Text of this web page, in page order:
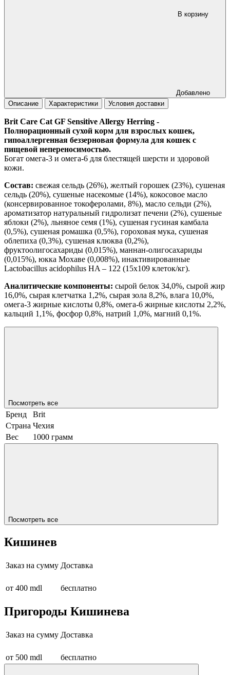
В корзину
Добавлено
Описание
Характеристики Условия доставки
Brit Care Cat GF Sensitive Allergy Herring -
Полнорационный сухой корм для взрослых кошек,
гипоаллергенная беззерновая формула для кошек с
пищевой непереносимостью.
Богат омега-3 и омега-6 для блестящей шерсти и здоровой
кожи.
Состав: свежая сельдь (26%), желтый горошек (23%), сушеная
сельдь (20%), сушеные насекомые (14%), кокосовое масло
(консервированное токоферолами, 8%), масло сельди (2%),
ароматизатор натуральный гидролизат печени (2%), сушеные
яблоки (2%), льняное семя (1%), сушеная гусиная камбала
(0,5%), сушеная ромашка (0,5%), гороховая мука, сушеная
облепиха (0,3%), сушеная клюква (0,2%),
фруктоолигосахариды (0,015%), маннан-олигосахариды
(0,015%), юкка Мохаве (0,008%), инактивированные
Lactobacillus acidophilus HA – 122 (15x109 клеток/кг).
Аналитические компоненты: сырой белок 34,0%, сырой жир
16,0%, сырая клетчатка 1,2%, сырая зола 8,2%, влага 10,0%,
омега-3 жирные кислоты 0,8%, омега-6 жирные кислоты 2,2%,
кальций 1,1%, фосфор 0,8%, натрий 1,0%, магний 0,1%.
Посмотреть все
Бренд
Brit
Страна Чехия
Вес
1000 грамм
Посмотреть все
Кишинев
Заказ на сумму Доставка
от 400 mdl бесплатно
Пригороды Кишинева
Заказ на сумму Доставка
от 500 mdl бесплатно